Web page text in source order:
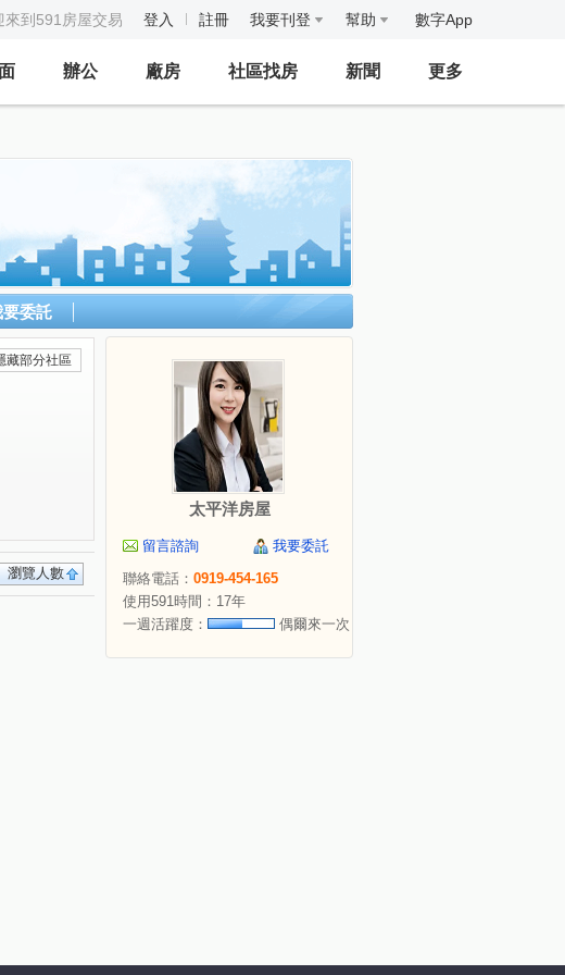
來到591房屋交易 登入 註冊 我要刊登 幫助 數字App
辦公 廠房 社區找房 新聞 更多
要委託
藏部分社區
瀏覽人數
太平洋房屋
留言諮詢
我要委託
聯絡電話： 0919-454-165
使用591時間：17年
一週活躍度：
偶爾來一次